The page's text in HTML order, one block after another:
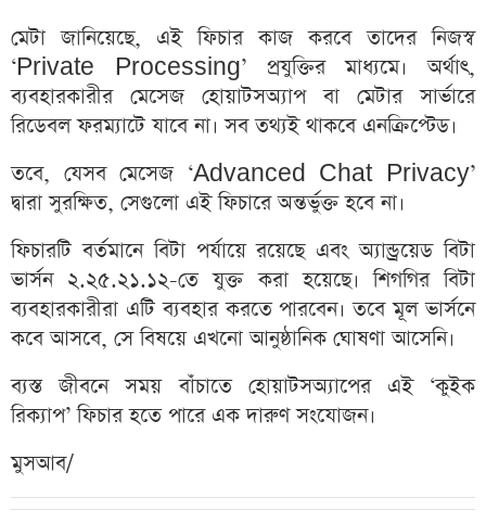
মেটা জানিয়েছে, এই ফিচার কাজ করবে তাদের নিজস্ব
‘Private Processing’ প্রযুক্তির মাধ্যমে। অর্থাৎ,
ব্যবহারকারীর মেসেজ হোয়াটসঅ্যাপ বা মেটার সার্ভারে
রিডেবল ফরম্যাটে যাবে না। সব তথ্যই থাকবে এনক্রিপ্টেড।
তবে, যেসব মেসেজ ‘Advanced Chat Privacy’
দ্বারা সুরক্ষিত, সেগুলো এই ফিচারে অন্তর্ভুক্ত হবে না।
ফিচারটি বর্তমানে বিটা পর্যায়ে রয়েছে এবং অ্যান্ড্রয়েড বিটা
ভার্সন ২.২৫.২১.১২-তে যুক্ত করা হয়েছে। শিগগির বিটা
ব্যবহারকারীরা এটি ব্যবহার করতে পারবেন। তবে মূল ভার্সনে
কবে আসবে, সে বিষয়ে এখনো আনুষ্ঠানিক ঘোষণা আসেনি।
ব্যস্ত জীবনে সময় বাঁচাতে হোয়াটসঅ্যাপের এই ‘কুইক
রিক্যাপ’ ফিচার হতে পারে এক দারুণ সংযোজন।
মুসআব/